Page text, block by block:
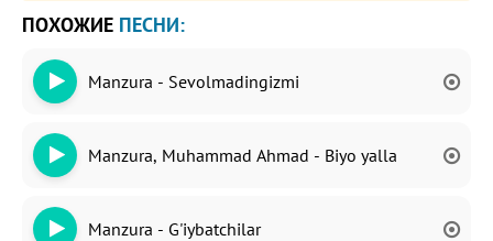
ПОХОЖИЕ ПЕСНИ:
Manzura - Sevolmadingizmi
Manzura, Muhammad Ahmad - Biyo yalla
Manzura - G'iybatchilar